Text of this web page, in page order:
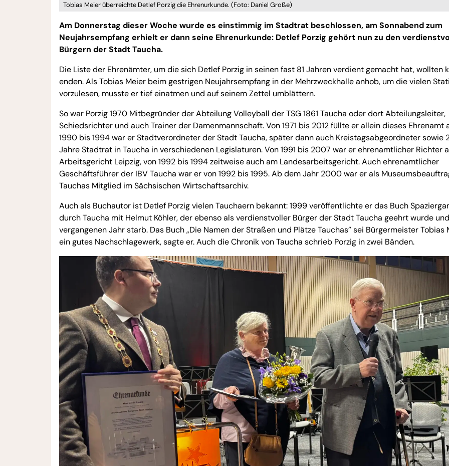
Tobias Meier überreichte Detlef Porzig die Ehrenurkunde. (Foto: Daniel Große)
Am Donnerstag dieser Woche wurde es einstimmig im Stadtrat beschlossen, am Sonnabend zum
Neujahrsempfang erhielt er dann seine Ehrenurkunde: Detlef Porzig gehört nun zu den
Bürgern der Stadt Taucha.
Die Liste der Ehrenämter, um die sich Detlef Porzig in seinen fast 81 Jahren verdient gemacht hat, wollten
enden. Als Tobias Meier beim gestrigen Neujahrsempfang in der Mehrzweckhalle anhob, um die vielen
vorzulesen, musste er tief einatmen und auf seinem Zettel umblättern.
So war Porzig 1970 Mitbegründer der Abteilung Volleyball der TSG 1861 Taucha oder dort Abteilungsleiter,
Schiedsrichter und auch Trainer der Damenmannschaft. Von 1971 bis 2012 füllte er allein dieses Ehrenamt
1990 bis 1994 war er Stadtverordneter der Stadt Taucha, später dann auch Kreistagsabgeordneter sowie
Jahre Stadtrat in Taucha in verschiedenen Legislaturen. Von 1991 bis 2007 war er ehrenamtlicher Richter
Arbeitsgericht Leipzig, von 1992 bis 1994 zeitweise auch am Landesarbeitsgericht. Auch ehrenamtlicher
Geschäftsführer der IBV Taucha war er von 1992 bis 1995. Ab dem Jahr 2000 war er als
Tauchas Mitglied im Sächsischen Wirtschaftsarchiv.
Auch als Buchautor ist Detlef Porzig vielen Tauchaern bekannt: 1999 veröffentlichte er das Buch
durch Taucha mit Helmut Köhler, der ebenso als verdienstvoller Bürger der Stadt Taucha geehrt wurde
vergangenen Jahr starb. Das Buch „Die Namen der Straßen und Plätze Tauchas” sei Bürgermeister Tobias
ein gutes Nachschlagewerk, sagte er. Auch die Chronik von Taucha schrieb Porzig in zwei Bänden.